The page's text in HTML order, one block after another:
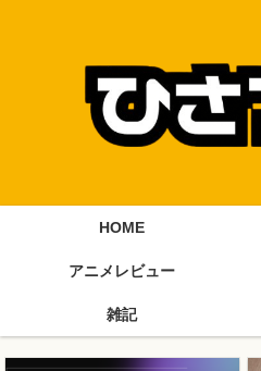
HOME
アニメレビュー
雑記